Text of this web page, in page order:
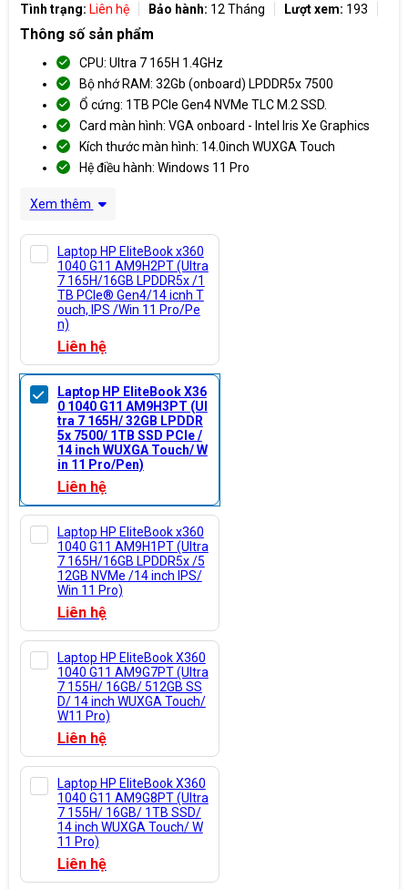
Tình trạng: Liên hệ Bảo hành: 12 Tháng Lượt xem: 193
Thông số sản phẩm
CPU: Ultra 7 165H 1.4GHz
Bộ nhớ RAM: 32Gb (onboard) LPDDR5x 7500
Ổ cứng: 1TB PCIe Gen4 NVMe TLC M.2 SSD.
Card màn hình: VGA onboard - Intel Iris Xe Graphics
Kích thước màn hình: 14.0inch WUXGA Touch
Hệ điều hành: Windows 11 Pro
Xem thêm
Laptop HP EliteBook x360
1040 G11 AM9H2PT (Ultra
7 165H/16GB LPDDR5x /1
TB PCIe® Gen4/14 icnh T
ouch, IPS /Win 11 Pro/Pe
n)
Liên hệ
Laptop HP EliteBook X36
0 1040 G11 AM9H3PT (Ul
tra 7 165H/ 32GB LPDDR
5x 7500/ 1TB SSD PCIe /
14 inch WUXGA Touch/ W
in 11 Pro/Pen)
Liên hệ
Laptop HP EliteBook x360
1040 G11 AM9H1PT (Ultra
7 165H/16GB LPDDR5x /5
12GB NVMe /14 inch IPS/
Win 11 Pro)
Liên hệ
Laptop HP EliteBook X360
1040 G11 AM9G7PT (Ultra
7 155H/ 16GB/ 512GB SS
D/ 14 inch WUXGA Touch/
W11 Pro)
Liên hệ
Laptop HP EliteBook X360
1040 G11 AM9G8PT (Ultra
7 155H/ 16GB/ 1TB SSD/
14 inch WUXGA Touch/ W
11 Pro)
Liên hệ